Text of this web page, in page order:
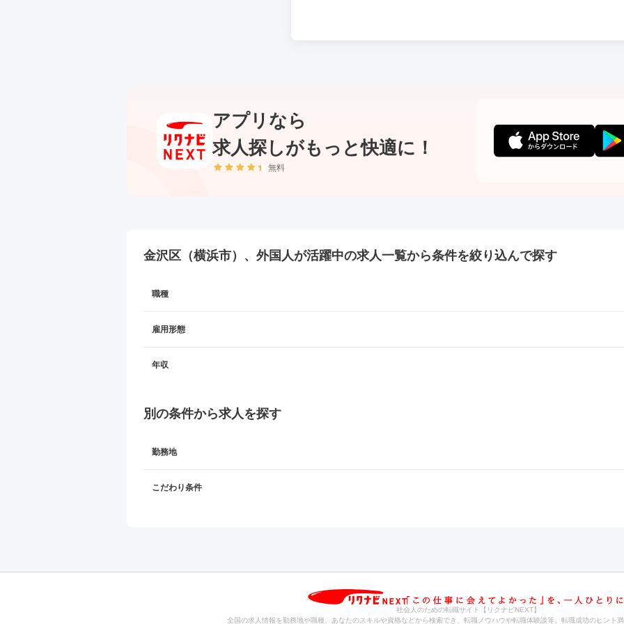
アプリなら
求人探しがもっと快適に！
無料
金沢区（横浜市）、外国人が活躍中の求人一覧から条件を絞り込んで探す
職種
雇用形態
年収
別の条件から求人を探す
勤務地
こだわり条件
社会人のための転職サイト【リクナビNEXT】
全国の求人情報を勤務地や職種、あなたのスキルや資格などから検索でき、転職ノウハウや転職体験談等、転職成功のヒント